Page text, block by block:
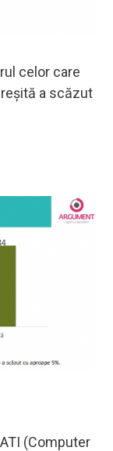
celor care
a scăzut
(Computer